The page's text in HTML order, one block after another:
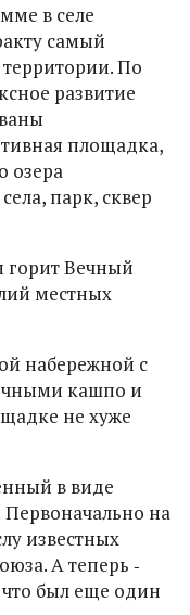
в селе
самый
По
развитие
площадка,
озера
парк, сквер
горит Вечный
местных
набережной с
кашпо и
не хуже
в виде
на
известных
А теперь ‑
что был еще один